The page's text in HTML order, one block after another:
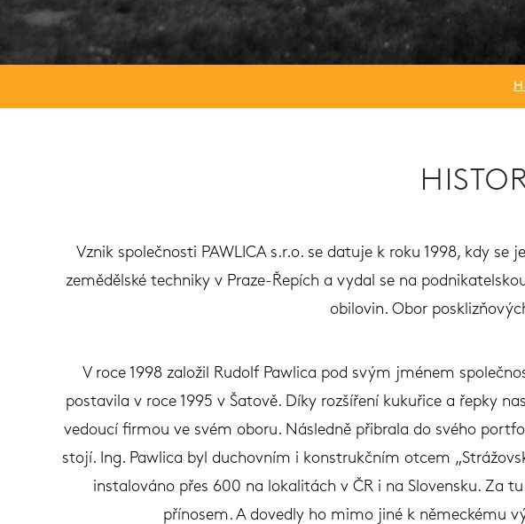
Vznik společnosti PAWLICA s.r.o. se datuje k roku 1998, kdy
zemědělské techniky v Praze-Řepích a vydal se na
obilovin. Obor
V roce 1998 založil Rudolf Pawlica pod svým jménem
postavila v roce 1995 v Šatově. Díky rozšíření kukuřice a řepky
vedoucí firmou ve svém oboru. Následně přibrala do svého
stojí. Ing. Pawlica byl duchovním i konstrukčním otcem
instalováno přes 600 na lokalitách v ČR i na Slovensku. Za
přínosem. A dovedly ho mimo jiné k německému